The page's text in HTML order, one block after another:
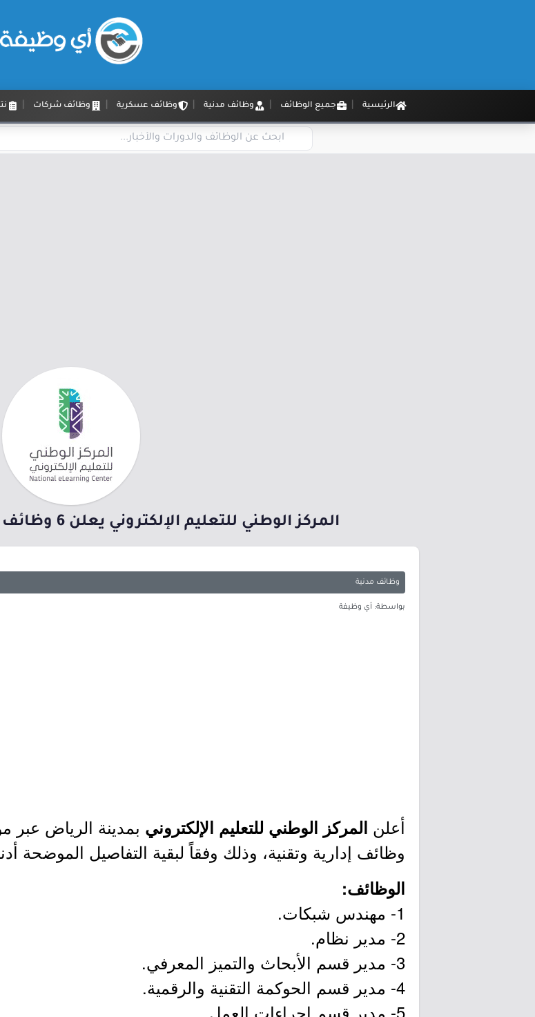
الرئيسية جميع الوظائف وظائف مدنية وظائف عسكرية وظائف شركات
المركز الوطني للتعليم الإلكتروني يعلن 6 وظائف إدارية وتقنية بمدينة الرياض
وظائف مدنية
بواسطة: أي وظيفة
أعلن المركز الوطني للتعليم الإلكتروني بمدينة الرياض عبر
وظائف إدارية وتقنية، وذلك وفقاً لبقية التفاصيل الموضحة
الوظائف:
1- مهندس شبكات.
2- مدير نظام.
3- مدير قسم الأبحاث والتميز المعرفي.
4- مدير قسم الحوكمة التقنية والرقمية.
5- مدير قسم إجراءات العمل.